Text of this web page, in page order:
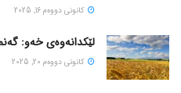
كانونی دووه‌م 16, 2025
لێکدانەوەی خەو: گەنم
كانونی دووه‌م 20, 2025